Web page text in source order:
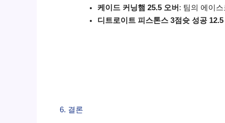
케이드 커닝햄 25.5 오버 : 팀의 에이
디트로이트 피스톤스 3점슛 성공 12.5
6. 결론